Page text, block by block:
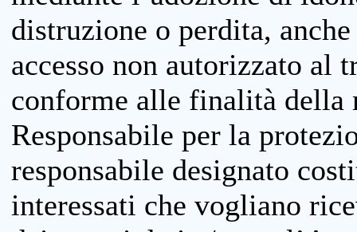
distruzione o perdita,
accesso non autorizzato al
conforme alle finalità della
Responsabile per la
responsabile designato
interessati che vogliano